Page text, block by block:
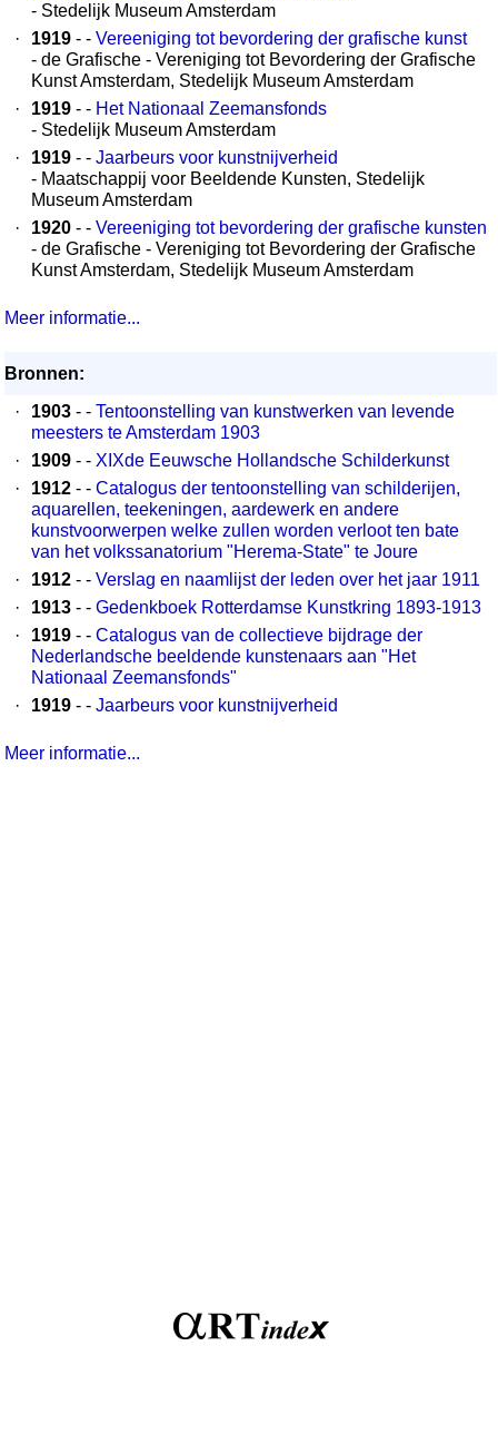
- Stedelijk Museum Amsterdam
·
1919 - - Vereeniging tot bevordering der grafische kunst
- de Grafische - Vereniging tot Bevordering der Grafische
Kunst Amsterdam, Stedelijk Museum Amsterdam
·
1919 - - Het Nationaal Zeemansfonds
- Stedelijk Museum Amsterdam
·
1919 - - Jaarbeurs voor kunstnijverheid
- Maatschappij voor Beeldende Kunsten, Stedelijk
Museum Amsterdam
·
1920 - - Vereeniging tot bevordering der grafische kunsten
- de Grafische - Vereniging tot Bevordering der Grafische
Kunst Amsterdam, Stedelijk Museum Amsterdam
Meer informatie...
Bronnen:
·
1903 - - Tentoonstelling van kunstwerken van levende
meesters te Amsterdam 1903
·
1909 - - XIXde Eeuwsche Hollandsche Schilderkunst
·
1912 - - Catalogus der tentoonstelling van schilderijen,
aquarellen, teekeningen, aardewerk en andere
kunstvoorwerpen welke zullen worden verloot ten bate
van het volkssanatorium "Herema-State" te Joure
·
1912 - - Verslag en naamlijst der leden over het jaar 1911
·
1913 - - Gedenkboek Rotterdamse Kunstkring 1893-1913
·
1919 - - Catalogus van de collectieve bijdrage der
Nederlandsche beeldende kunstenaars aan "Het
Nationaal Zeemansfonds"
·
1919 - - Jaarbeurs voor kunstnijverheid
Meer informatie...